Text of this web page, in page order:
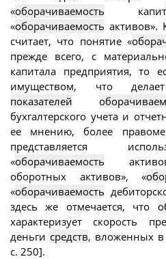
«оборачиваемость
«оборачиваемость активов».
считает, что понятие «
прежде всего, с
капитала предприятия, то
имуществом, что
показателей
бухгалтерского учета и
ее мнению, более
представляется
«оборачиваемость
оборотных активов», «
«оборачиваемость
здесь же отмечается, что
характеризует скорость
деньги средств, вложенных в
с. 250].